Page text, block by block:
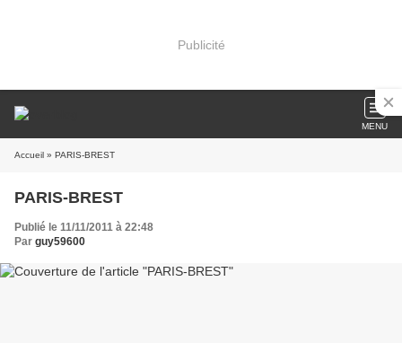
Publicité
MENU
Accueil » PARIS-BREST
PARIS-BREST
Publié le 11/11/2011 à 22:48
Par guy59600